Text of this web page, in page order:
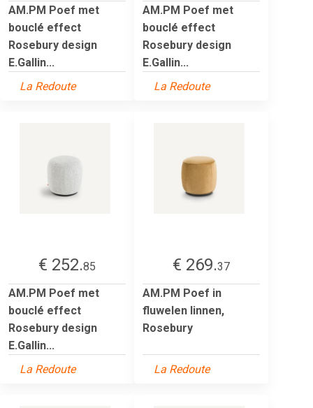
AM.PM Poef met
bouclé effect
Rosebury design
E.Gallin...
La Redoute
AM.PM Poef met
bouclé effect
Rosebury design
E.Gallin...
La Redoute
€ 252.85
AM.PM Poef met
bouclé effect
Rosebury design
E.Gallin...
La Redoute
€ 269.37
AM.PM Poef in
fluwelen linnen,
Rosebury
La Redoute